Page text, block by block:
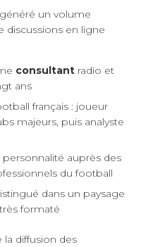
un volume
discussions en ligne
consultant radio et
ans
français : joueur
majeurs, puis analyste
auprès des
du football
dans un paysage
formaté
la diffusion des